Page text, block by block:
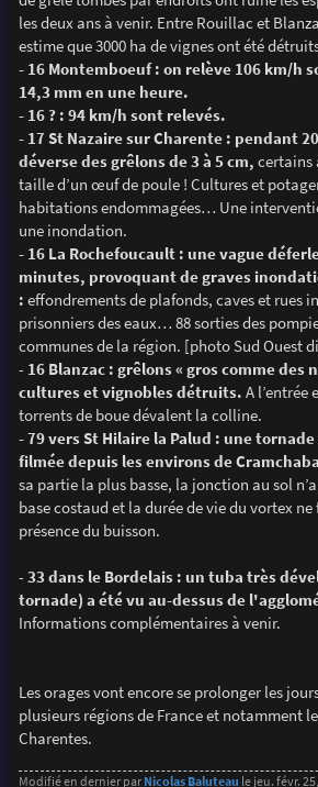
les deux ans à venir. Entre Rouillac et
estime que 3000 ha de vignes ont été
- 16 Montemboeuf : on relève 106 km/h
14,3 mm en une heure.
- 16 ? : 94 km/h sont relevés.
- 17 St Nazaire sur Charente : pendant
déverse des grêlons de 3 à 5 cm, certains
taille d’un œuf de poule ! Cultures et
habitations endommagées… Une
une inondation.
- 16 La Rochefoucault : une vague
minutes, provoquant de graves
: effondrements de plafonds, caves et rues
prisonniers des eaux… 88 sorties des
communes de la région. [photo Sud Ouest
- 16 Blanzac : grêlons « gros comme des
cultures et vignobles détruits. A l’entrée
torrents de boue dévalent la colline.
- 79 vers St Hilaire la Palud : une
filmée depuis les environs de
sa partie la plus basse, la jonction au sol
base costaud et la durée de vie du vortex
présence du buisson.
- 33 dans le Bordelais : un tuba très
tornade) a été vu au-dessus de
Informations complémentaires à venir.
Les orages vont encore se prolonger les
plusieurs régions de France et notamment
Charentes.
Modifié en dernier par Nicolas Baluteau le jeu. févr.